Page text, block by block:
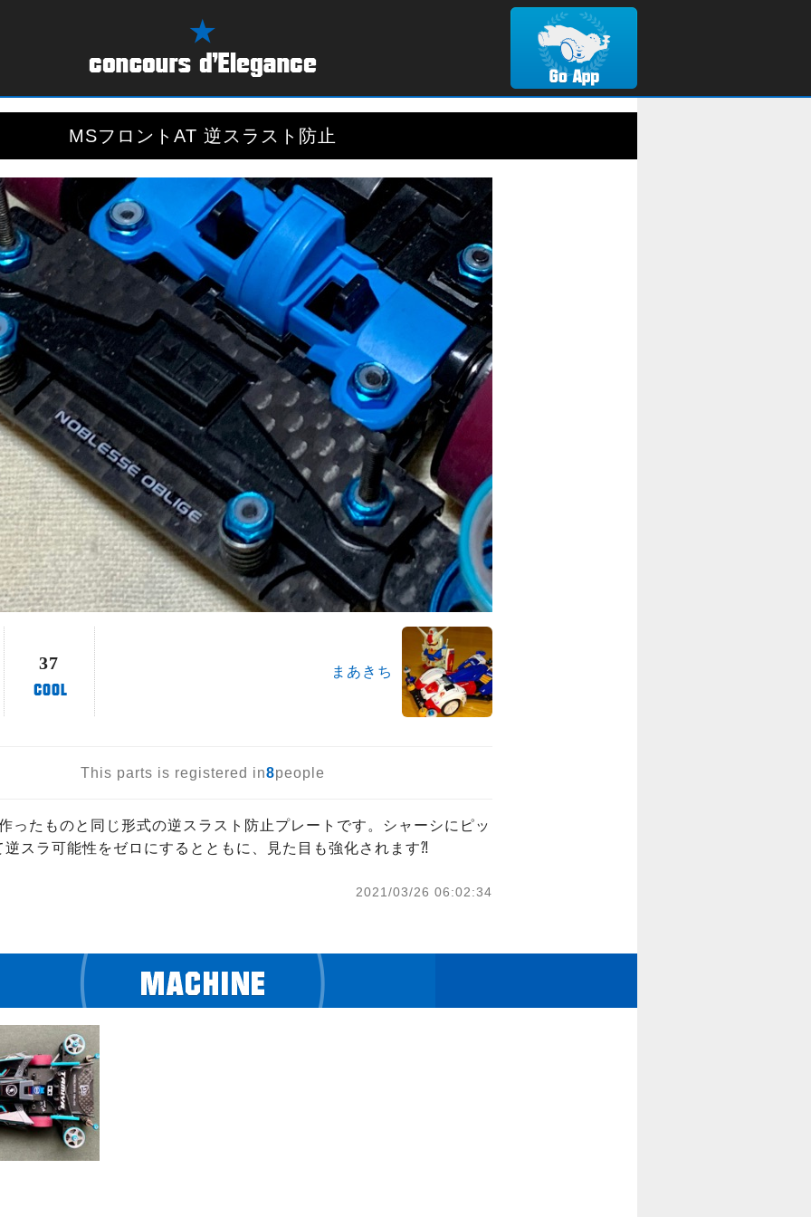
MSフロントAT 逆スラスト防止
37 まあきち
This parts is registered in8people
ったものと同じ形式の逆スラスト防止プレートです。シャーシにピッ
逆スラ可能性をゼロにするとともに、見た目も強化されます⁈
2021/03/26 06:02:34